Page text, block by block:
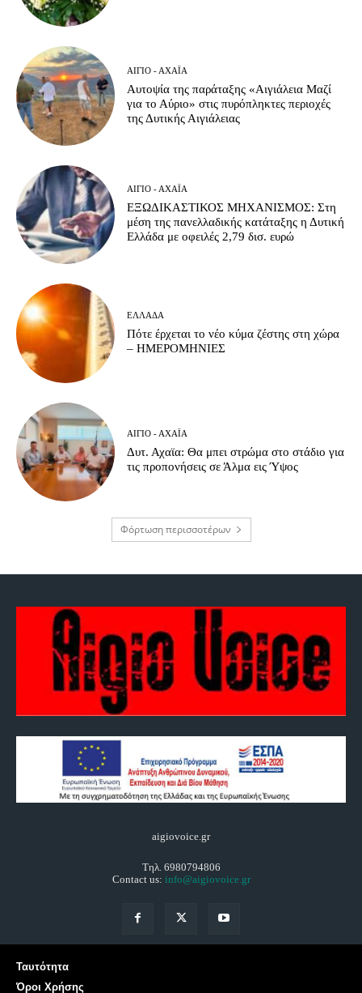
ΑΊΓΙΟ - ΑΧΑΪ́Α
Αυτοψία της παράταξης «Αιγιάλεια Μαζί
για το Αύριο» στις πυρόπληκτες περιοχές
της Δυτικής Αιγιάλειας
ΑΊΓΙΟ - ΑΧΑΪ́Α
ΕΞΩΔΙΚΑΣΤΙΚΟΣ ΜΗΧΑΝΙΣΜΟΣ: Στη
μέση της πανελλαδικής κατάταξης η Δυτική
Ελλάδα με οφειλές 2,79 δισ. ευρώ
ΕΛΛΆΔΑ
Πότε έρχεται το νέο κύμα ζέστης στη χώρα
– ΗΜΕΡΟΜΗΝΙΕΣ
ΑΊΓΙΟ - ΑΧΑΪ́Α
Δυτ. Αχαϊα: Θα μπει στρώμα στο στάδιο για
τις προπονήσεις σε Άλμα εις Ύψος
Φόρτωση περισσοτέρων
aigiovoice.gr
Τηλ. 6980794806
Contact us: info@aigiovoice.gr
Ταυτότητα
Όροι Χρήσης